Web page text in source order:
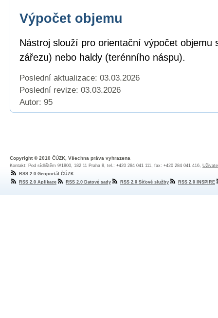
Výpočet objemu
Nástroj slouží pro orientační výpočet objemu
zářezu) nebo haldy (terénního náspu).
Poslední aktualizace: 03.03.2026
Poslední revize: 03.03.2026
Autor: 95
Copyright © 2010 ČÚZK, Všechna práva vyhrazena
Kontakt: Pod sídlištěm 9/1800, 182 11 Praha 8, tel.: +420 284 041 111, fax: +420 284 041 416,
RSS 2.0 Geoportál ČÚZK
RSS 2.0 Aplikace
RSS 2.0 Datové sady RSS 2.0 Síťové služby RSS 2.0 INSPIRE